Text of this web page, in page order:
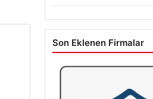
Son Eklenen Firmalar